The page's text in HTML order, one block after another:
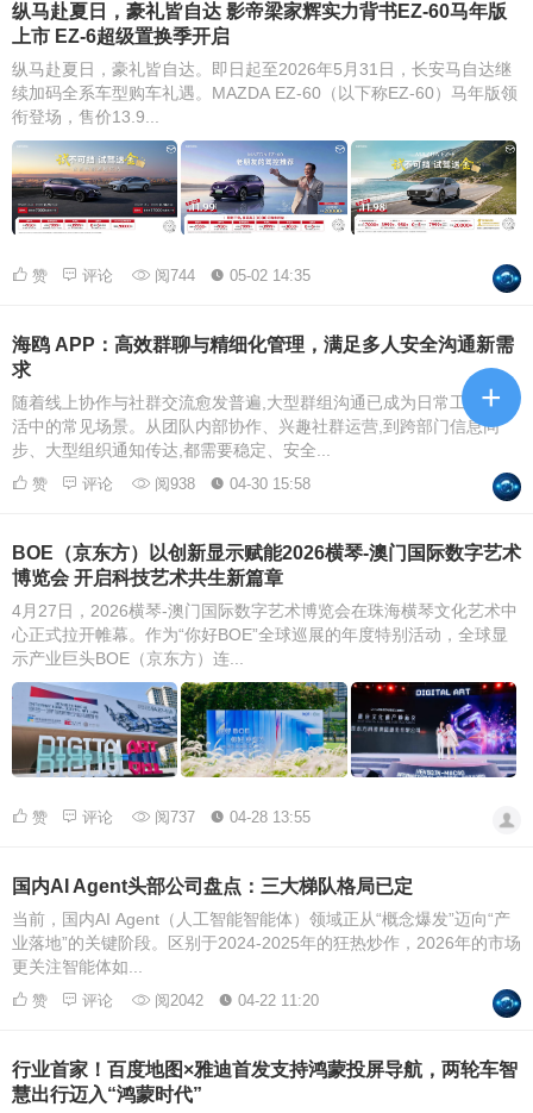
纵马赴夏日，豪礼皆自达 影帝梁家辉实力背书EZ-60马年版
上市 EZ-6超级置换季开启
纵马赴夏日，豪礼皆自达。即日起至2026年5月31日，长安马自达继
续加码全系车型购车礼遇。MAZDA EZ-60（以下称EZ-60）马年版领
衔登场，售价13.9...
赞 评论 阅744 05-02 14:35
海鸥 APP：高效群聊与精细化管理，满足多人安全沟通新需
求
随着线上协作与社群交流愈发普遍,大型群组沟通已成为日常工作与生
活中的常见场景。从团队内部协作、兴趣社群运营,到跨部门信息同
步、大型组织通知传达,都需要稳定、安全...
赞 评论 阅938 04-30 15:58
BOE（京东方）以创新显示赋能2026横琴-澳门国际数字艺术
博览会 开启科技艺术共生新篇章
4月27日，2026横琴-澳门国际数字艺术博览会在珠海横琴文化艺术中
心正式拉开帷幕。作为“你好BOE”全球巡展的年度特别活动，全球显
示产业巨头BOE（京东方）连...
赞 评论 阅737 04-28 13:55
国内AI Agent头部公司盘点：三大梯队格局已定
当前，国内AI Agent（人工智能智能体）领域正从“概念爆发”迈向“产
业落地”的关键阶段。区别于2024-2025年的狂热炒作，2026年的市场
更关注智能体如...
赞 评论 阅2042 04-22 11:20
行业首家！百度地图×雅迪首发支持鸿蒙投屏导航，两轮车智
慧出行迈入“鸿蒙时代”
+